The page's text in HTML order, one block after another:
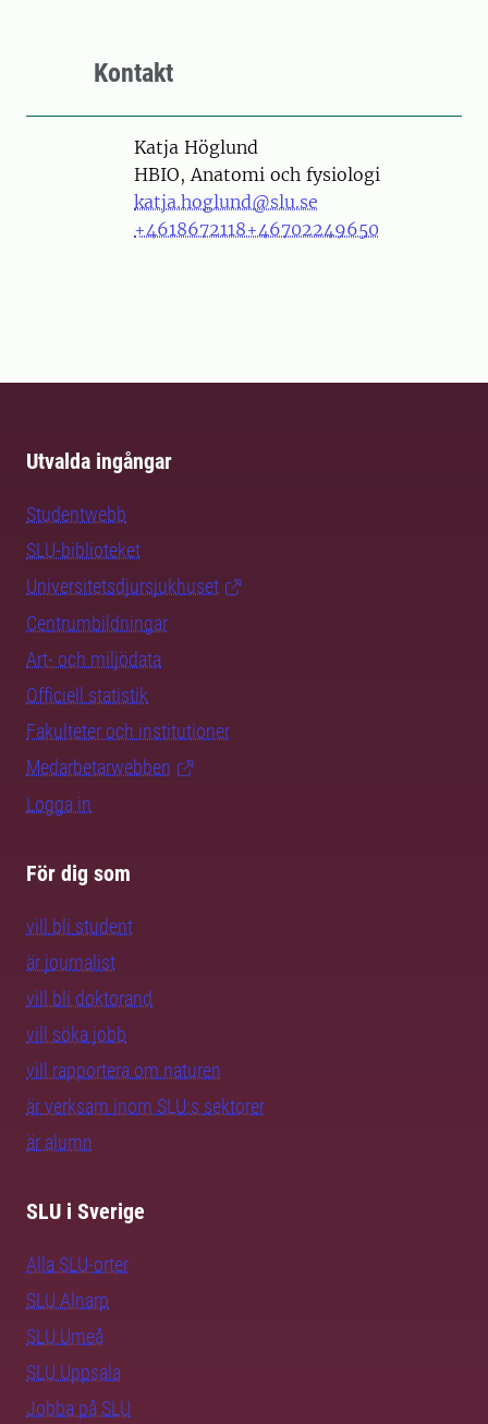
Kontakt
PersonKatja Höglund
HBIO, Anatomi och fysiologi
katja.hoglund@slu.se
+4618672118+46702249650
Utvalda ingångar
Studentwebb
SLU-biblioteket
Universitetsdjursjukhuset
Centrumbildningar
Art- och miljödata
Officiell statistik
Fakulteter och institutioner
Medarbetarwebben
Logga in
För dig som
vill bli student
är journalist
vill bli doktorand
vill söka jobb
vill rapportera om naturen
är verksam inom SLU:s sektorer
är alumn
SLU i Sverige
Alla SLU-orter
SLU Alnarp
SLU Umeå
SLU Uppsala
Jobba på SLU